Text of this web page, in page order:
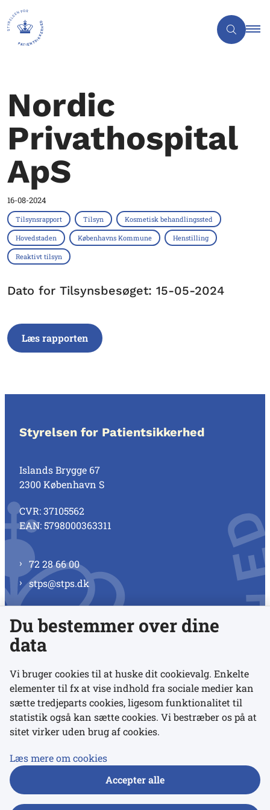
Nordic
Privathospital
ApS
16-08-2024
Tilsynsrapport Tilsyn Kosmetisk behandlingssted
Hovedstaden Københavns Kommune Henstilling
Reaktivt tilsyn
Dato for Tilsynsbesøget: 15-05-2024
Læs rapporten
Styrelsen for Patientsikkerhed
Islands Brygge 67
2300 København S
CVR: 37105562
EAN: 5798000363311
72 28 66 00
stps@stps.dk
Se alle kontaktnumre
Links
Udgivelser
Du bestemmer over dine
data
Vi bruger cookies til at huske dit cookievalg. Enkelte
elementer til fx at vise indhold fra sociale medier kan
sætte tredjeparts cookies, ligesom funktionalitet til
statistik også kan sætte cookies. Vi bestræber os på at
sitet virker uden brug af cookies.
Læs mere om cookies
Accepter alle